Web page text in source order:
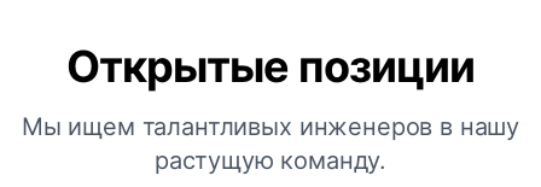
Открытые позиции
Мы ищем талантливых инженеров в нашу
растущую команду.